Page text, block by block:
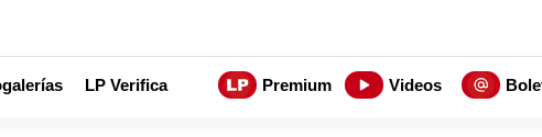
LP Verifica Premium Videos